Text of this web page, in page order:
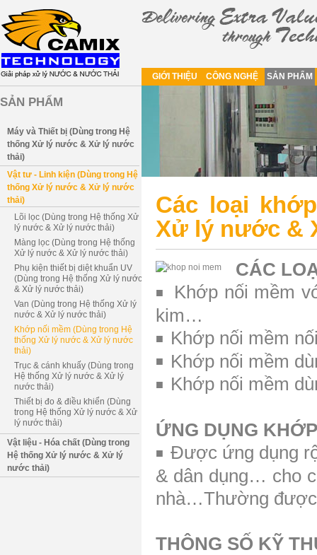
GIỚI THIỆU CÔNG NGHỆ SẢN PHẨM
SẢN PHẨM
Máy và Thiết bị (Dùng trong Hệ
thống Xử lý nước & Xử lý nước
thải)
Vật tư - Linh kiện (Dùng trong Hệ
thống Xử lý nước & Xử lý nước
thải)
Lõi lọc (Dùng trong Hệ thống Xử
lý nước & Xử lý nước thải)
Màng lọc (Dùng trong Hệ thống
Xử lý nước & Xử lý nước thải)
Phụ kiện thiết bị diệt khuẩn UV
(Dùng trong Hệ thống Xử lý nước
& Xử lý nước thải)
Van (Dùng trong Hệ thống Xử lý
nước & Xử lý nước thải)
Khớp nối mềm (Dùng trong Hệ
thống Xử lý nước & Xử lý nước
thải)
Trục & cánh khuấy (Dùng trong
Hệ thống Xử lý nước & Xử lý
nước thải)
Thiết bị đo & điều khiển (Dùng
trong Hệ thống Xử lý nước & Xử
lý nước thải)
Vật liệu - Hóa chất (Dùng trong
Hệ thống Xử lý nước & Xử lý
nước thải)
Các loại
Xử lý nước &
CÁC
■ Khớp nối mềm
kim…
■ Khớp nối mềm
■ Khớp nối mềm
■ Khớp nối mềm
ỨNG DỤNG
■ Được ứng dụng
& dân dụng… cho
nhà…Thường được
THÔNG SỐ KỸ